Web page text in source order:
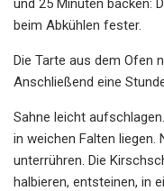
und 25 Minuten backen:
beim Abkühlen fester.
Die Tarte aus dem Ofen
Anschließend eine
Sahne leicht
in weichen Falten liegen.
unterrühren. Die
halbieren, entsteinen, in